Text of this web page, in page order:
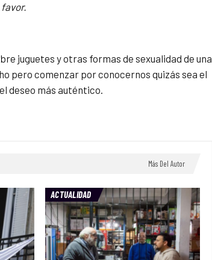
juguetes y otras formas de sexualidad de una
pero comenzar por conocernos quizás sea el
deseo más auténtico.
Más Del Autor
ACTUALIDAD